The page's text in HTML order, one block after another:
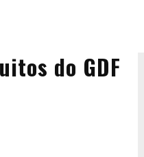
do GDF